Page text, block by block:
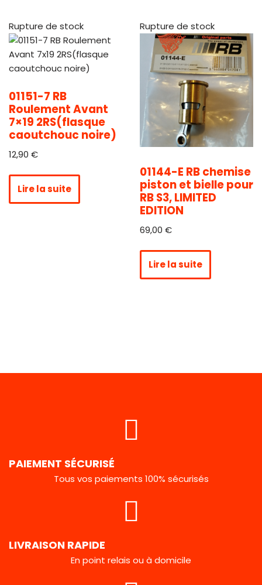
Rupture de stock
01151-7 RB
Roulement Avant
7×19 2RS(flasque
caoutchouc noire)
12,90 €
Lire la suite
Rupture de stock
01144-E RB chemise
piston et bielle pour
RB S3, LIMITED
EDITION
69,00 €
Lire la suite
PAIEMENT SÉCURISÉ
Tous vos paiements 100% sécurisés
LIVRAISON RAPIDE
En point relais ou à domicile